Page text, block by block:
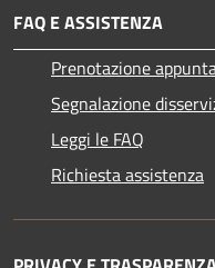
FAQ E ASSISTENZA
Prenotazione
Segnalazione
Leggi le FAQ
Richiesta assistenza